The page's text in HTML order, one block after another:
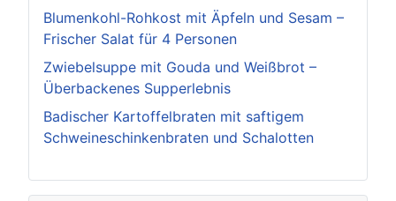
Blumenkohl-Rohkost mit Äpfeln und Sesam –
Frischer Salat für 4 Personen
Zwiebelsuppe mit Gouda und Weißbrot –
Überbackenes Supperlebnis
Badischer Kartoffelbraten mit saftigem
Schweineschinkenbraten und Schalotten